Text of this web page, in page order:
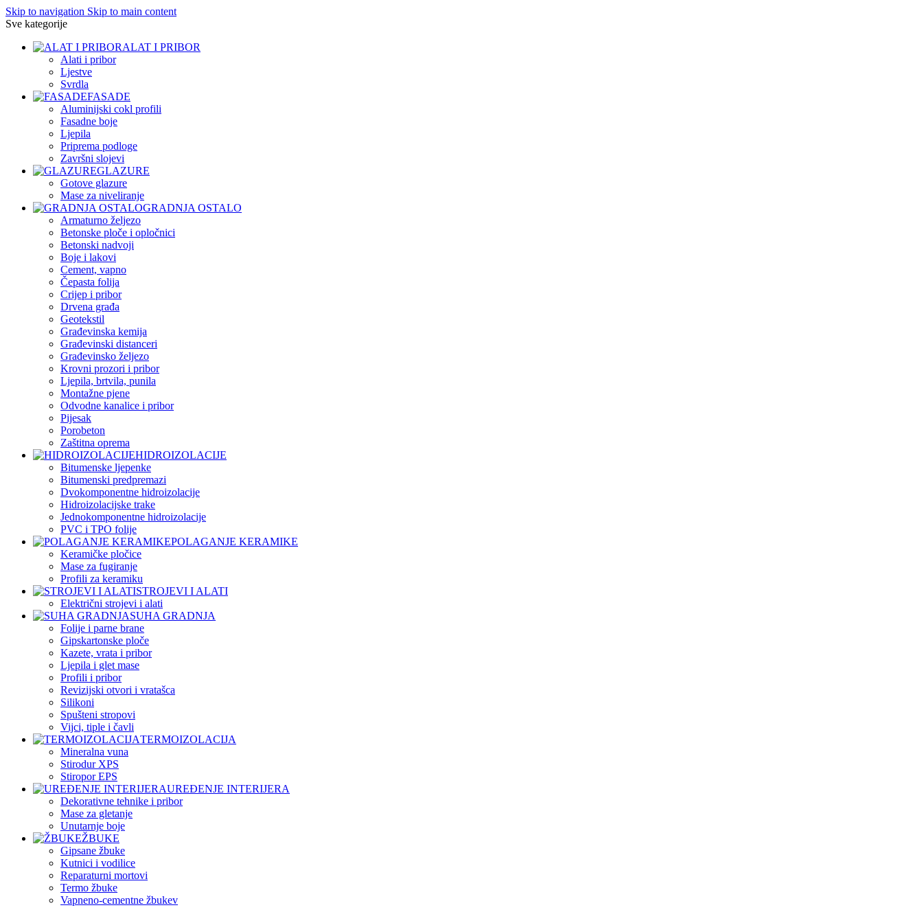
Skip to navigation Skip to main content
Sve kategorije
ALAT I PRIBOR
Alati i pribor
Ljestve
Svrdla
FASADE
Aluminijski cokl profili
Fasadne boje
Ljepila
Priprema podloge
Završni slojevi
GLAZURE
Gotove glazure
Mase za niveliranje
GRADNJA OSTALO
Armaturno željezo
Betonske ploče i opločnici
Betonski nadvoji
Boje i lakovi
Cement, vapno
Čepasta folija
Crijep i pribor
Drvena građa
Geotekstil
Građevinska kemija
Građevinski distanceri
Građevinsko željezo
Krovni prozori i pribor
Ljepila, brtvila, punila
Montažne pjene
Odvodne kanalice i pribor
Pijesak
Porobeton
Zaštitna oprema
HIDROIZOLACIJE
Bitumenske ljepenke
Bitumenski predpremazi
Dvokomponentne hidroizolacije
Hidroizolacijske trake
Jednokomponentne hidroizolacije
PVC i TPO folije
POLAGANJE KERAMIKE
Keramičke pločice
Mase za fugiranje
Profili za keramiku
STROJEVI I ALATI
Električni strojevi i alati
SUHA GRADNJA
Folije i parne brane
Gipskartonske ploče
Kazete, vrata i pribor
Ljepila i glet mase
Profili i pribor
Revizijski otvori i vratašca
Silikoni
Spušteni stropovi
Vijci, tiple i čavli
TERMOIZOLACIJA
Mineralna vuna
Stirodur XPS
Stiropor EPS
UREĐENJE INTERIJERA
Dekorativne tehnike i pribor
Mase za gletanje
Unutarnje boje
ŽBUKE
Gipsane žbuke
Kutnici i vodilice
Reparaturni mortovi
Termo žbuke
Vapneno-cementne žbukev